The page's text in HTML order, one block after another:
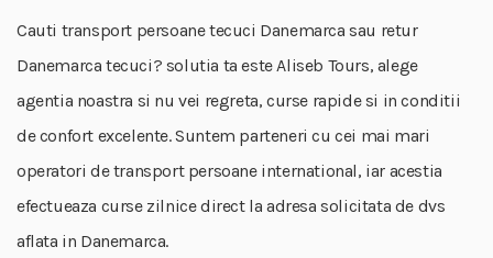
Cauti transport persoane tecuci Danemarca sau retur
Danemarca tecuci? solutia ta este Aliseb Tours, alege
agentia noastra si nu vei regreta, curse rapide si in conditii
de confort excelente. Suntem parteneri cu cei mai mari
operatori de transport persoane international, iar acestia
efectueaza curse zilnice direct la adresa solicitata de dvs
aflata in Danemarca.